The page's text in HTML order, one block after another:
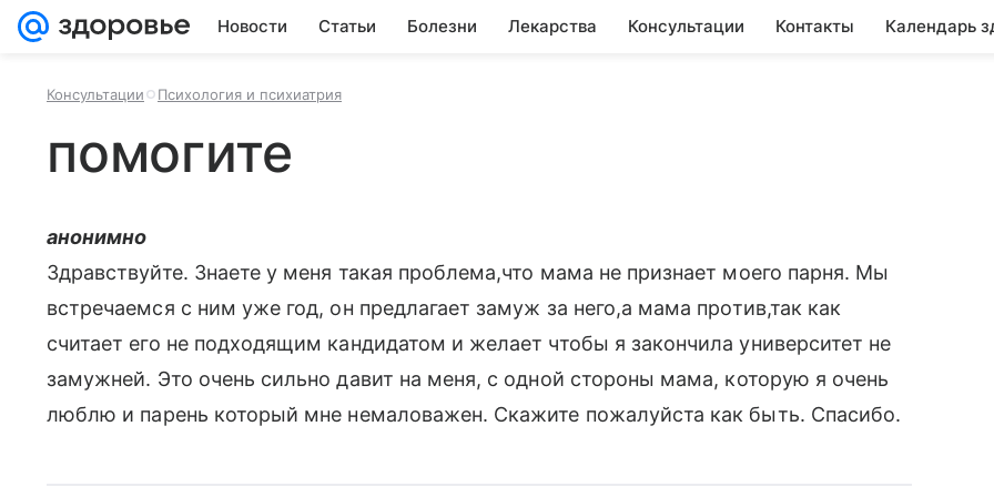
Новости Статьи Болезни Лекарства Консультации Контакты Календарь
Консультации Психология и психиатрия
помогите
анонимно
Здравствуйте. Знаете у меня такая проблема,что мама не признает моего парня. Мы
встречаемся с ним уже год, он предлагает замуж за него,а мама против,так как
считает его не подходящим кандидатом и желает чтобы я закончила университет не
замужней. Это очень сильно давит на меня, с одной стороны мама, которую я очень
люблю и парень который мне немаловажен. Скажите пожалуйста как быть. Спасибо.